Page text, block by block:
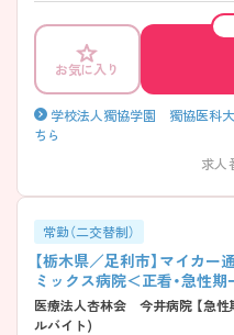
しております。また、病院周辺に
生活環境にも問題ありません。ご
ど、さらに詳細をお話しいたし
お気に入り
学校法人獨協学園 獨協医科
ちら
求人
常勤（二交替制）
【栃木県／足利市】マイカー
ミックス病院＜正看・急性期
医療法人杏林会 今井病院 【急性
ルバイト)